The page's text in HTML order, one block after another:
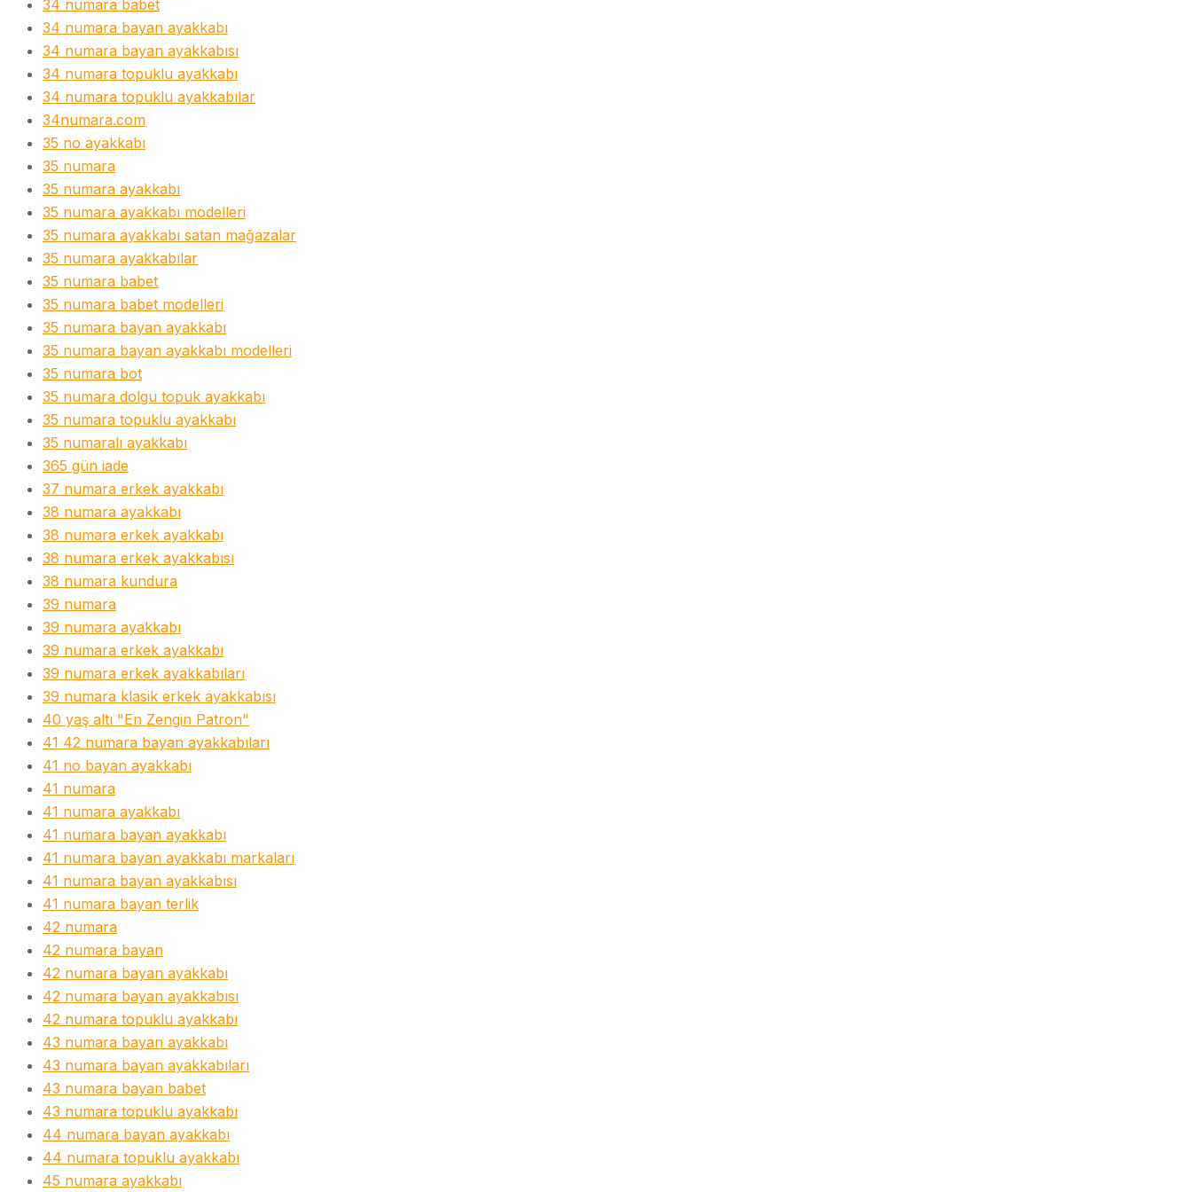
34 numara babet
34 numara bayan ayakkabı
34 numara bayan ayakkabısı
34 numara topuklu ayakkabı
34 numara topuklu ayakkabılar
34numara.com
35 no ayakkabı
35 numara
35 numara ayakkabı
35 numara ayakkabı modelleri
35 numara ayakkabı satan mağazalar
35 numara ayakkabılar
35 numara babet
35 numara babet modelleri
35 numara bayan ayakkabı
35 numara bayan ayakkabı modelleri
35 numara bot
35 numara dolgu topuk ayakkabı
35 numara topuklu ayakkabı
35 numaralı ayakkabı
365 gün iade
37 numara erkek ayakkabı
38 numara ayakkabı
38 numara erkek ayakkabı
38 numara erkek ayakkabısı
38 numara kundura
39 numara
39 numara ayakkabı
39 numara erkek ayakkabı
39 numara erkek ayakkabıları
39 numara klasik erkek ayakkabısı
40 yaş altı "En Zengin Patron"
41 42 numara bayan ayakkabıları
41 no bayan ayakkabı
41 numara
41 numara ayakkabı
41 numara bayan ayakkabı
41 numara bayan ayakkabı markaları
41 numara bayan ayakkabısı
41 numara bayan terlik
42 numara
42 numara bayan
42 numara bayan ayakkabı
42 numara bayan ayakkabısı
42 numara topuklu ayakkabı
43 numara bayan ayakkabı
43 numara bayan ayakkabıları
43 numara bayan babet
43 numara topuklu ayakkabı
44 numara bayan ayakkabı
44 numara topuklu ayakkabı
45 numara ayakkabı